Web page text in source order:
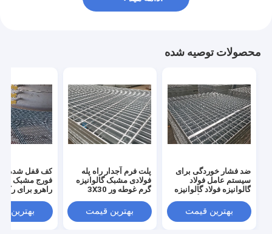
محصولات توصیه شده
ضد فشار خوردگی برای
سیستم عامل فولاد
گالوانیزه فولاد گالوانیزه
بهترین قیمت
پلت فرم آجدار راه پله
فولادی مشبک گالوانیزه
گرم غوطه ور 3X30
بهترین قیمت
کف قفل شده با
فورج مشبک
راهرو برای رک
بهترین